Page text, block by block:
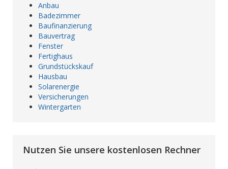
Anbau
Badezimmer
Baufinanzierung
Bauvertrag
Fenster
Fertighaus
Grundstückskauf
Hausbau
Solarenergie
Versicherungen
Wintergarten
Nutzen Sie unsere kostenlosen Rechner